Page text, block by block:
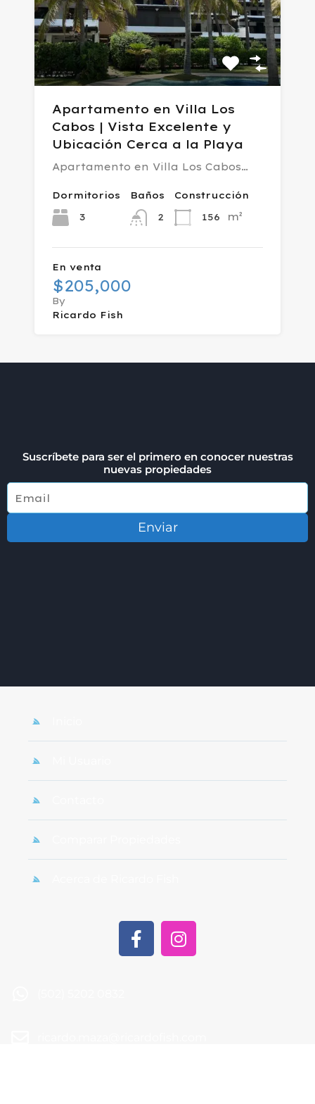
Apartamento en Villa Los
Cabos | Vista Excelente y
Ubicación Cerca a la Playa
Apartamento en Villa Los Cabos…
Dormitorios
3
Baños
2
Construcción
156
m²
En venta
$205,000
By
Ricardo Fish
Suscríbete para ser el primero en conocer nuestras
nuevas propiedades
Enviar